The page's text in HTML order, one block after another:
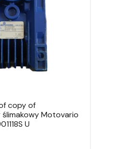
copy of
Motovario
U